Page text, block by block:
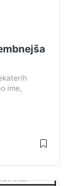
ime,